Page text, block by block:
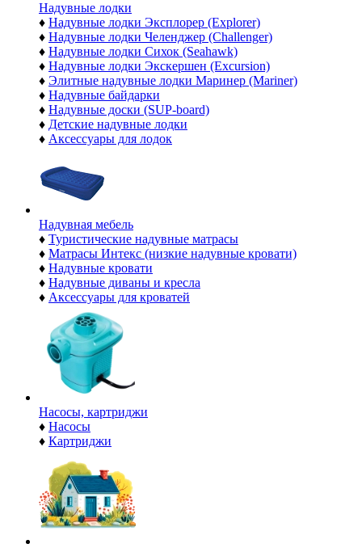
Надувные лодки
♦ Надувные лодки Эксплорер (Explorer)
♦ Надувные лодки Челенджер (Challenger)
♦ Надувные лодки Сихок (Seahawk)
♦ Надувные лодки Экскершен (Excursion)
♦ Элитные надувные лодки Маринер (Mariner)
♦ Надувные байдарки
♦ Надувные доски (SUP-board)
♦ Детские надувные лодки
♦ Аксессуары для лодок
Надувная мебель
♦ Туристические надувные матрасы
♦ Матрасы Интекс (низкие надувные кровати)
♦ Надувные кровати
♦ Надувные диваны и кресла
♦ Аксессуары для кроватей
Насосы, картриджи
♦ Насосы
♦ Картриджи